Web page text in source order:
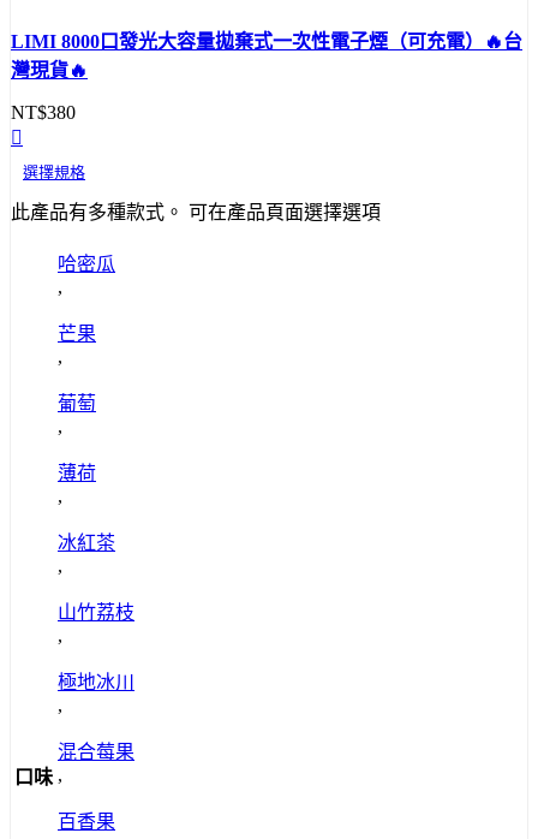
LIMI 8000口發光大容量拋棄式一次性電子煙（可充電）🔥台
灣現貨🔥
NT$380
選擇規格
此產品有多種款式。 可在產品頁面選擇選項
口味
哈密瓜
,
芒果
,
葡萄
,
薄荷
,
冰紅茶
,
山竹荔枝
,
極地冰川
,
混合莓果
,
百香果